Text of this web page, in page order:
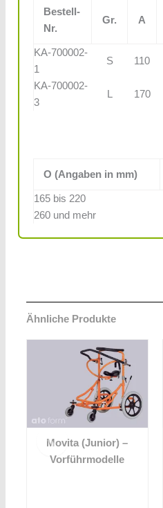
Bestell-
Nr.
Gr. A
KA-700002-
1
S 110
KA-700002-
3
170
O (Angaben in mm)
165 bis 220
260 und mehr
Ähnliche Produkte
Movita (Junior) –
Vorführmodelle